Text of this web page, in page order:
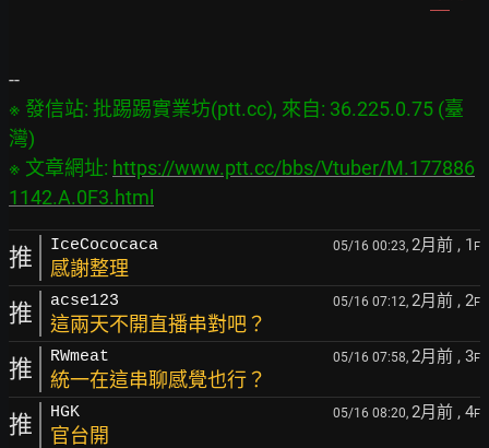
※ 發信站: 批踢踢實業坊(ptt.cc), 來自: 36.225.0.75 (臺
灣)
※ 文章網址: https://www.ptt.cc/bbs/Vtuber/M.177886
1142.A.0F3.html
推 IceCococaca 05/16 00:23, 2月前 , 1 F
感謝整理
推 acse123 05/16 07:12, 2月前 , 2F
這兩天不開直播串對吧？
推 RWmeat 05/16 07:58, 2月前 , 3F
統一在這串聊感覺也行？
推 HGK 05/16 08:20, 2月前 , 4F
官台開